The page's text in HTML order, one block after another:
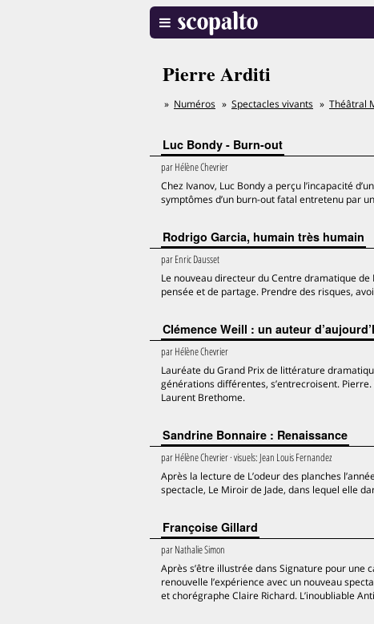
Pierre Arditi
Numéros Spectacles vivants Théâtral
Luc Bondy - Burn-out
parHélène Chevrier
Chez Ivanov, Luc Bondy a perçu l’incapacité
symptômes d’un burn-out fatal entretenu par
Rodrigo Garcia, humain très humain
parEnric Dausset
Le nouveau directeur du Centre dramatique
pensée et de partage. Prendre des risques,
Clémence Weill : un auteur
parHélène Chevrier
Lauréate du Grand Prix de littérature
générations différentes, s’entrecroisent.
Laurent Brethome.
Sandrine Bonnaire : Renaissance
parHélène Chevrier· visuels: Jean Louis Fernandez
Après la lecture de L’odeur des planches
spectacle, Le Miroir de Jade, dans lequel elle
Françoise Gillard
parNathalie Simon
Après s’être illustrée dans Signature pour une
renouvelle l’expérience avec un nouveau
et chorégraphe Claire Richard. L’inoubliable